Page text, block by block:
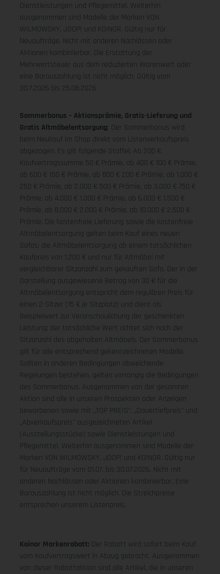
Dienstleistungen und Pflegemittel. Weiterhin
ausgenommen sind Modelle der Marken VON
WILMOWSKY, JOOP! und KOINOR. Gültig nur für
Neuaufträge. Nicht mit anderen Nachlässen oder
Aktionen kombinierbar. Die Erstattung der
Mehrwertsteuer aus dem reduzierten Warenwert oder
eine Barauszahlung ist nicht möglich. Gültig vom
30.7.2026 bis 25.08.2026
Sommerbonus – Aktionsprämie, Gratis-Lieferung und
Gratis Altmöbelentsorgung: Der Sommerbonus wird
beim Neukauf im Shop direkt vom Listenverkaufspreis
abgezogen. Es gilt folgende Staffel: Ab 200 €
Kaufvertragssumme 50 € Prämie, ab 400 € 100 € Prämie,
ab 600 € 150 € Prämie, ab 800 € 200 € Prämie, ab 1.000 €
250 € Prämie, ab 2.000 € 500 € Prämie, ab 3.000 € 750 €
Prämie, ab 4.000 € 1.000 € Prämie, ab 6.000 € 1.500 €
Prämie, ab 8.000 € 2.000 € Prämie, ab 10.000 € 2.500 €
Prämie. Die kostenfreie Lieferung sowie die kostenfreie
Altmöbelentsorgung gelten beim Kauf eines neuen
Sofas; die Altmöbelentsorgung ab einem tatsächlichen
Kaufpreis von 1.200 € und nur für Altmöbel mit
vergleichbarer Sitzanzahl zum gekauften Sofa. Der in der
Darstellung ausgewiesene Betrag von 30 € für die
Altmöbelentsorgung entspricht dem regulären Preis für
einen 2-Sitzer (15 € je Sitzplatz) und dient als
Beispielwert zur Veranschaulichung der geschenkten
Leistung; der tatsächliche Wert richtet sich nach der
Sitzanzahl des abgeholten Altmöbels. Der Sommerbonus
gilt für alle entsprechend gekennzeichneten Modelle.
Sollten in anderen Bedingungen abweichende
Regelungen bestehen, gelten vorrangig die Bedingungen
des Sommerbonus. Ausgenommen von der gesamten
Aktion sind alle in unseren Prospekten oder Anzeigen
beworbenen sowie mit „TOP PREIS", „Dauertiefpreis" und
„Abverkaufspreis" ausgezeichneten Artikel
(Ausstellungsstücke) sowie Dienstleistungen und
Pflegemittel. Weiterhin ausgenommen sind Modelle der
Marken VON WILMOWSKY, JOOP! und KOINOR. Gültig nur
für Neuaufträge vom 01.07. bis 30.07.2026. Nicht mit
anderen Nachlässen oder Aktionen kombinierbar. Eine
Barauszahlung ist nicht möglich. Die Streichpreise
entsprechen unserem Listenpreis.
Koinor Markenrabatt: Der Rabatt wird sofort beim Kauf
vom Kaufvertragswert in Abzug gebracht. Ausgenommen
von dieser Rabattaktion sind alle Artikel, die in unseren